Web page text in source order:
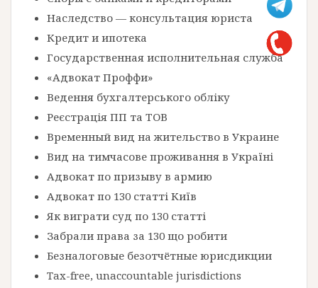
Наследство — консультация юриста
Кредит и ипотека
Государственная исполнительная служба
«Адвокат Проффи»
Ведення бухгалтерського обліку
Реєстрація ПП та ТОВ
Временный вид на жительство в Украине
Вид на тимчасове проживання в Україні
Адвокат по призыву в армию
Адвокат по 130 статті Київ
Як виграти суд по 130 статті
Забрали права за 130 що робити
Безналоговые безотчётные юрисдикции
Tax-free, unaccountable jurisdictions